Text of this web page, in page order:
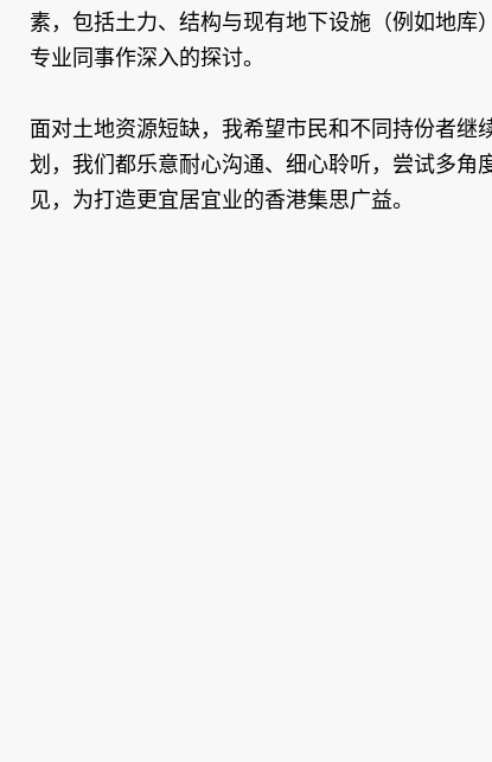
素，包括土力、结构与现有地下设施（例如地
专业同事作深入的探讨。
面对土地资源短缺，我希望市民和不同持份者
划，我们都乐意耐心沟通、细心聆听，尝试多
见，为打造更宜居宜业的香港集思广益。